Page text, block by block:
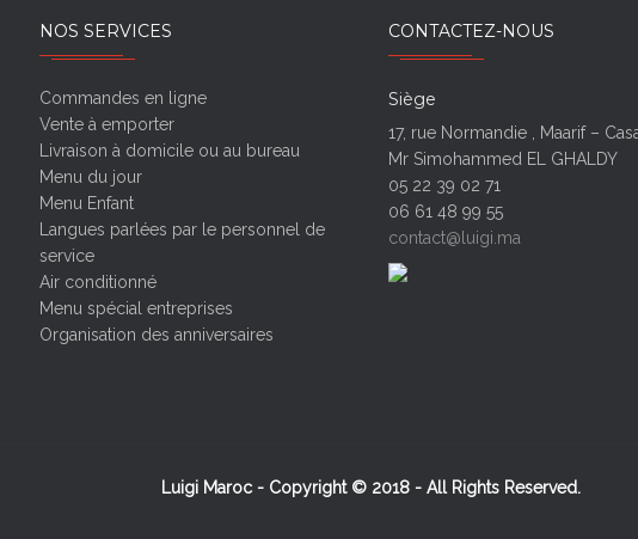
NOS SERVICES
Commandes en ligne
Vente à emporter
Livraison à domicile ou au bureau
Menu du jour
Menu Enfant
Langues parlées par le personnel de
service
Air conditionné
Menu spécial entreprises
Organisation des anniversaires
CONTACTEZ-NOUS
Siège
17, rue Normandie , Maarif –
Mr Simohammed EL GHALDY
05 22 39 02 71
06 61 48 99 55
contact@luigi.ma
Luigi Maroc - Copyright © 2018 - All Rights Reserved.